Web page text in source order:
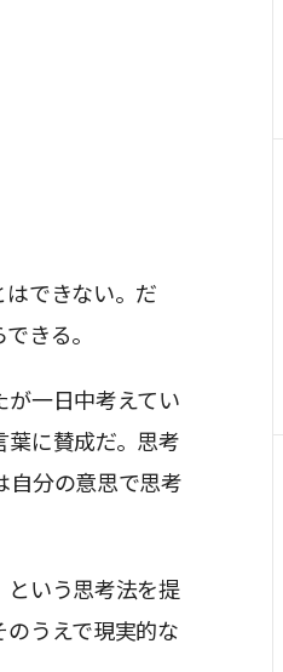
はできない。だ
きる。
が一日中考えてい
葉に賛成だ。思考
自分の意思で思考
という思考法を提
うえで現実的な